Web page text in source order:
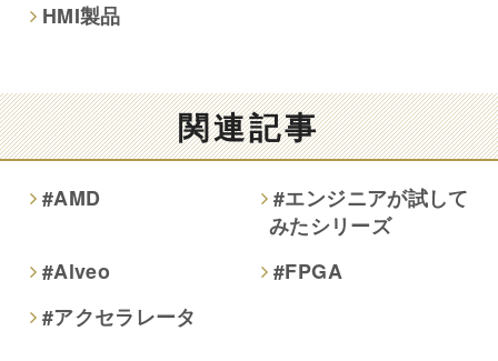
HMI製品
関連記事
#AMD
#エンジニアが試して
みたシリーズ
#Alveo
#FPGA
#アクセラレータ